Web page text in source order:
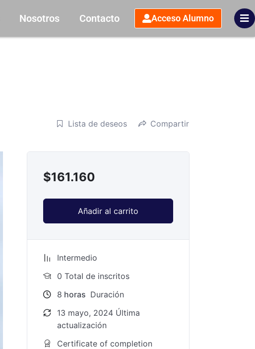
Nosotros Contacto Acceso Alumno
Lista de deseos Compartir
$161.160
Añadir al carrito
Intermedio
0 TotaI de inscritos
8 horas Duración
13 mayo, 2024 Última
actualización
Certificate of completion